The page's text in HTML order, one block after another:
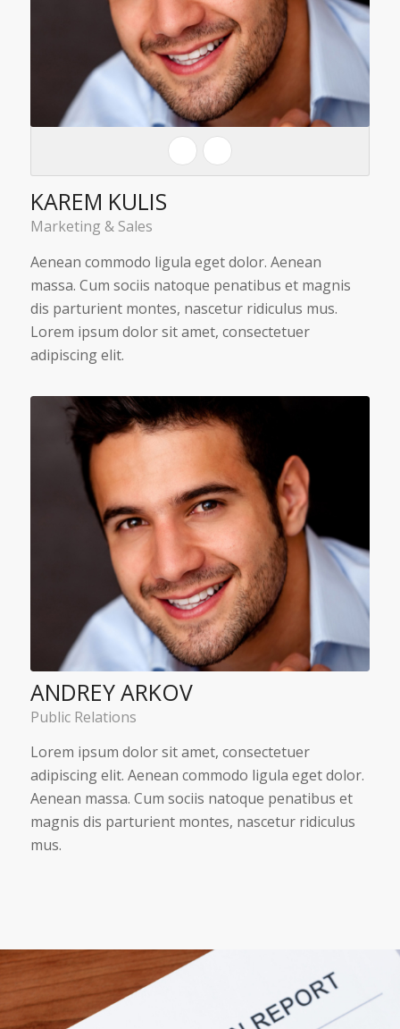
KAREM KULIS
Marketing & Sales
Aenean commodo ligula eget dolor. Aenean
massa. Cum sociis natoque penatibus et magnis
dis parturient montes, nascetur ridiculus mus.
Lorem ipsum dolor sit amet, consectetuer
adipiscing elit.
ANDREY ARKOV
Public Relations
Lorem ipsum dolor sit amet, consectetuer
adipiscing elit. Aenean commodo ligula eget dolor.
Aenean massa. Cum sociis natoque penatibus et
magnis dis parturient montes, nascetur ridiculus
mus.